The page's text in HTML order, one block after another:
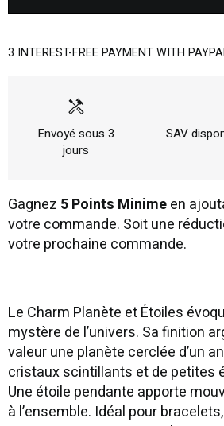
3 INTEREST-FREE PAYMENT WITH
handyman
Envoyé sous 3
jours
SAV
Gagnez 5 Points Minimeen
votre commande. Soit une
votre prochaine commande.
Le Charm Planète et Étoiles
mystère de l’univers. Sa finition
valeur une planète cerclée d’un
cristaux scintillants et de petites
Une étoile pendante apporte
à l’ensemble. Idéal pour